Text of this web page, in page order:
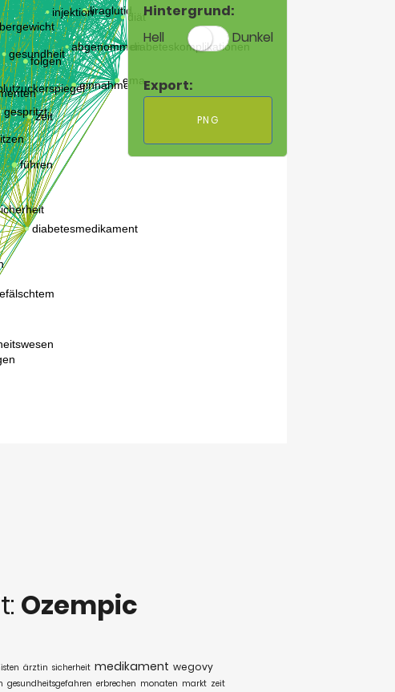
Hintergrund:
Hell
Dunkel
Export:
PNG
Ozempic
ärztin sicherheit medikament wegovy
gesundheitsgefahren erbrechen monaten markt zeit